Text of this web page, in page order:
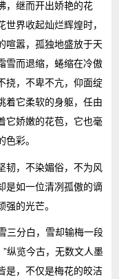
，继而开出娇艳的花
界收起灿烂辉煌时，
喧嚣，孤独地盛放于天
雪而退缩，蜷缩在冷傲
挠，不卑不亢，仰面绽
着它柔软的身躯，任由
它娇嫩的花苞，它也毫
彩。
韧，不染媚俗，不为风
是如一位清冽孤傲的谪
的光芒。
三分白，雪却输梅一段
纵览今古，无数文人墨
是，不仅是梅花的皎洁